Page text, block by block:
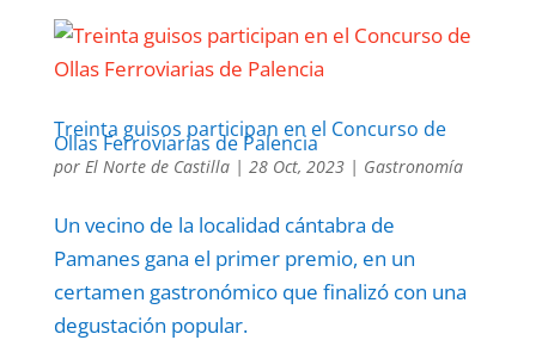
Treinta guisos participan en el Concurso de
Ollas Ferroviarias de Palencia
por El Norte de Castilla| 28 Oct, 2023| Gastronomía
Un vecino de la localidad cántabra de
Pamanes gana el primer premio, en un
certamen gastronómico que finalizó con una
degustación popular.